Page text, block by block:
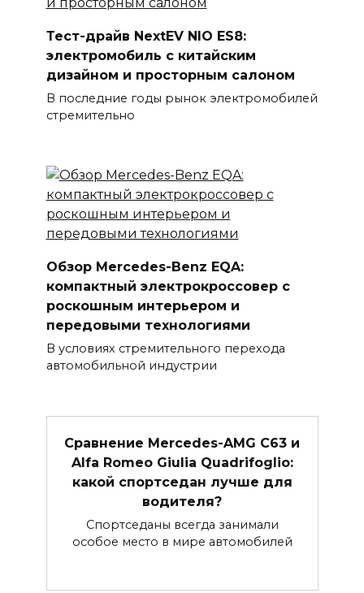
Тест-драйв NextEV NIO ES8:
электромобиль с китайским
дизайном и просторным салоном
В последние годы рынок электромобилей
стремительно
Обзор Mercedes-Benz EQA:
компактный электрокроссовер с
роскошным интерьером и
передовыми технологиями
В условиях стремительного перехода
автомобильной индустрии
Сравнение Mercedes-AMG C63 и
Alfa Romeo Giulia Quadrifoglio:
какой спортседан лучше для
водителя?
Спортседаны всегда занимали
особое место в мире автомобилей